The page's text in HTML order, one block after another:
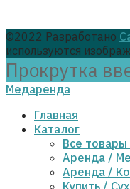
©2022 Разработано
используются
Прокрутка
Медаренда
Главная
Каталог
Все
Аренда /
Аренда /
Купить /